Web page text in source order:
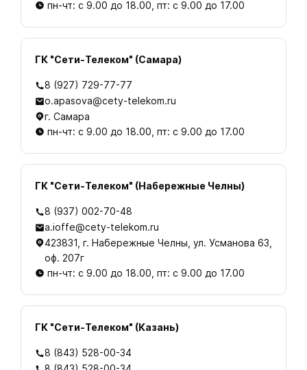
пн-чт: с 9.00 до 18.00, пт: с 9.00 до 17.00
ГК "Сети-Телеком" (Самара)
8 (927) 729-77-77
o.apasova@cety-telekom.ru
г. Самара
пн-чт: с 9.00 до 18.00, пт: с 9.00 до 17.00
ГК "Сети-Телеком" (Набережные Челны)
8 (937) 002-70-48
a.ioffe@cety-telekom.ru
423831, г. Набережные Челны, ул. Усманова 63,
оф. 207г
пн-чт: с 9.00 до 18.00, пт: с 9.00 до 17.00
ГК "Сети-Телеком" (Казань)
8 (843) 528-00-34